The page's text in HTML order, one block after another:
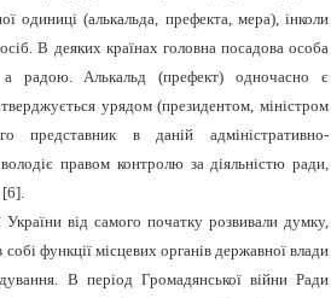
одиниці (алькальда, префекта, мера), інколи
В деяких країнах головна посадова особа
а радою. Алькальд (префект) одночасно є
урядом (президентом, міністром
представник в даній адміністративно-
правом контролю за діяльністю ради,
[6].
України від самого початку розвивали думку,
функції місцевих органів державної влади
В період Громадянської війни Ради